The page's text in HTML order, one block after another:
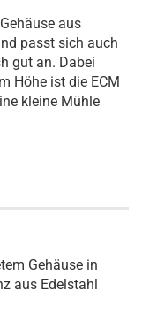
aus
passt sich auch
gut an. Dabei
Höhe ist die ECM
kleine Mühle
Gehäuse in
aus Edelstahl